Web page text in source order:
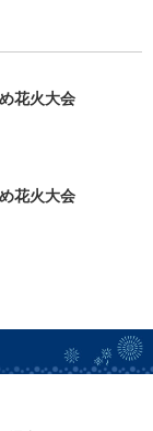
花火大会
花火大会